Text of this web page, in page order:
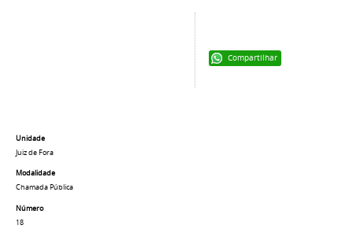
Compartilhar
Unidade
Juiz de Fora
Modalidade
Chamada Pública
Número
18